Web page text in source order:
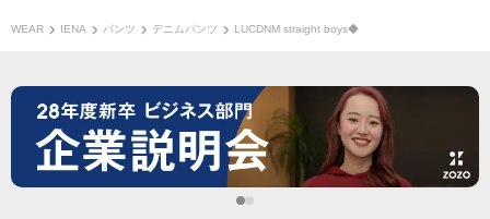
WEAR IENA パンツ デニムパンツ LUCDNM straight boys◆